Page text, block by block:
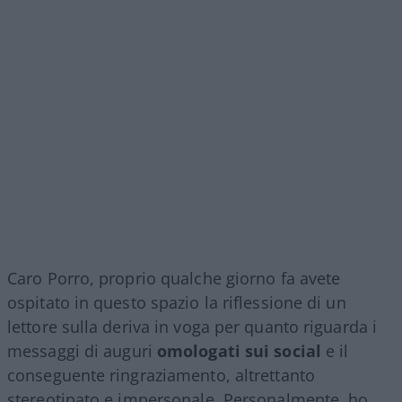
Caro Porro, proprio qualche giorno fa avete
ospitato in questo spazio la riflessione di un
lettore sulla deriva in voga per quanto riguarda i
messaggi di auguri omologati sui social e il
conseguente ringraziamento, altrettanto